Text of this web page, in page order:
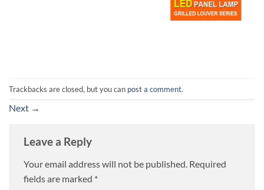
Trackbacks are closed, but you can post a comment.
Next →
Leave a Reply
Your email address will not be published. Required
fields are marked *